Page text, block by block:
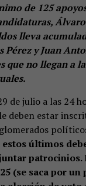
de 125
lleva
Pérez y Juan
que no llegan a
de julio a las 24
deben estar
estos últimos
patrocinios.
(se saca por un